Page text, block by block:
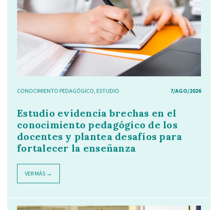
CONOCIMIENTO PEDAGÓGICO, ESTUDIO 7/AGO/2026
Estudio evidencia brechas en el
conocimiento pedagógico de los
docentes y plantea desafíos para
fortalecer la enseñanza
VER MÁS →